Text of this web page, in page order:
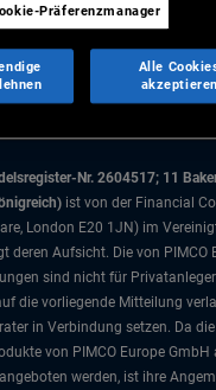
im Bereich
und dürfen nicht als
werden. Anleger sollten vor
Rat einholen.
Nr. 2604517; 11
ist von der Financial
London E20 1JN) im
deren Aufsicht. Die von PIMCO
sind nicht für
die vorliegende Mitteilung
in Verbindung setzen. Da die
von PIMCO Europe
werden, ist ihre
Präferenzmanager
Alle
akzeptieren